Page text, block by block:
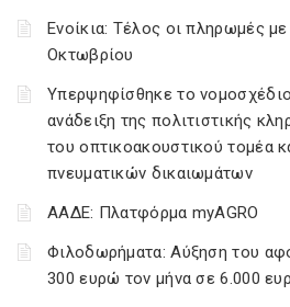
Ενοίκια: Τέλος οι πληρωμές
Οκτωβρίου
Υπερψηφίσθηκε το νομοσχέδιο
ανάδειξη της πολιτιστικής
του οπτικοακουστικού τομέα
πνευματικών δικαιωμάτων
ΑΑΔΕ: Πλατφόρμα myAGRO
Φιλοδωρήματα: Αύξηση του
300 ευρώ τον μήνα σε 6.000